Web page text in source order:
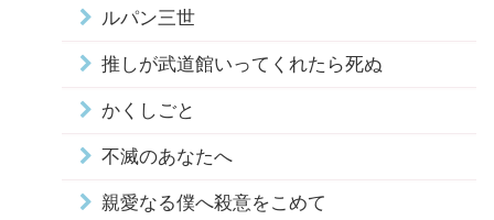
ルパン三世
推しが武道館いってくれたら死ぬ
かくしごと
不滅のあなたへ
親愛なる僕へ殺意をこめて